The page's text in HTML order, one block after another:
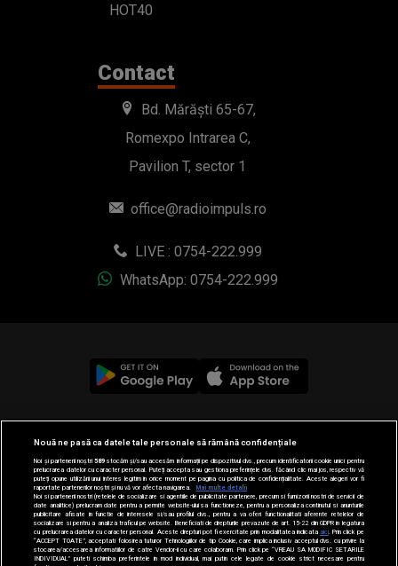
HOT40
Contact
Bd. Mărăști 65-67,
Romexpo Intrarea C,
Pavilion T, sector 1
office@radioimpuls.ro
LIVE : 0754-222.999
WhatsApp: 0754-222.999
© 2019-2026 DOGAN MEDIA INTERNATIONAL SA, Toate
drepturile rezervate.
Nouă ne pasă ca datele tale personale să rămână confidențiale
Noi și partenerii noștri589stocăm și/sau accesăm informații pe dispozitivul dvs., precum identificatorii cookie unici pentru
prelucrarea datelor cu caracter personal. Puteți accepta sau gestiona preferințele dvs. făcând clic mai jos, respectiv vă
puteți opune utilizării unui interes legitim în orice moment pe pagina cu politica de confidențialitate. Aceste alegeri vor fi
raportate partenerilor noștri și nu vă vor afecta navigarea.
Mai multe detalii
Noi si partenerii nostri (retelele de socializare si agentiile de publicitate partenere, precum si furnizorii nostri de servicii de
date analitice) prelucram date pentru a permite website-ului sa functioneze, pentru a personaliza continutul si anunturile
publicitare afisate in functie de interesele si/sau profilul dvs., pentru a va oferi functionalitati aferente retelelor de
socializare si pentru a analiza traficul pe website. Beneficiati de drepturile prevazute de art. 15-22 din GDPR in legatura
cu prelucrarea datelor cu caracter personal. Aceste drepturi pot fi exercitate prin modalitatea indicataaici . Prin click pe
“ACCEPT TOATE”, acceptati folosirea tuturor Tehnologiilor de tip Cookie, care implica inclusiv acceptul dvs. cu privire la
stocarea/accesarea informatiilor de catre Vendor-ii cu care colaboram. Prin click pe “VREAU SA MODIFIC SETARILE
INDIVIDUAL” puteti schimba preferintele in mod individual, mai putin cele legate de cookie strict necesare pentru